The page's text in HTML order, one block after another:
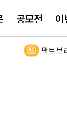
공모전 이
팩트브